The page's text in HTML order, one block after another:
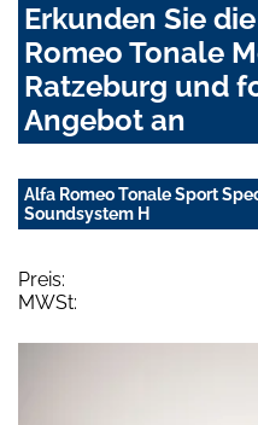
Erkunden Sie
Romeo Tonale
Ratzeburg und
Angebot an
Alfa Romeo Tonale Sport
Soundsystem H
Preis:
MWSt: